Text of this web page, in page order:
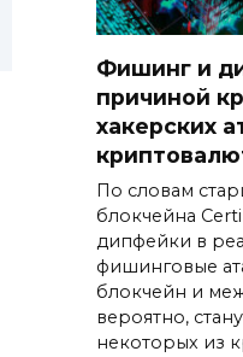
Фишинг и
причиной
хакерских
По словам
блокчейна
дипфейки в
фишинговые
блокчейн и
вероятно,
некоторых из